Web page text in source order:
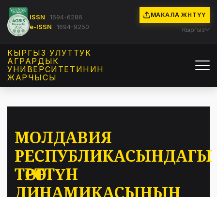
ISSN
1694-6286
e-ISSN
1694-9250
МАКАЛА ЖӨНӨТҮҮ
Кыргыз
КЫРГЫЗ УЛУТТУК
АГРАРДЫК
УНИВЕРСИТЕТИНИН
ЖАРЧЫСЫ
МОЛДАВИЯ
РЕСПУБЛИКАСЫНДАГЫ
ТӨРӨТТҮН
ДИНАМИКАСЫНЫН